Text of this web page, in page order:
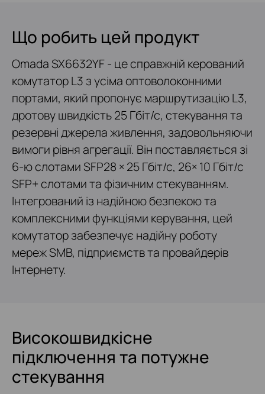
Що робить цей продукт
Omada SX6632YF - це справжній керований
комутатор L3 з усіма оптоволоконними
портами, який пропонує маршрутизацію L3,
дротову швидкість 25 Гбіт/с, стекування та
резервні джерела живлення, задовольняючи
вимоги рівня агрегації. Він поставляється зі
6-ю слотами SFP28 × 25 Гбіт/с, 26× 10 Гбіт/с
SFP+ слотами та фізичним стекуванням.
Інтегрований із надійною безпекою та
комплексними функціями керування, цей
комутатор забезпечує надійну роботу
мереж SMB, підприємств та провайдерів
Інтернету.
Високошвидкісне
підключення та потужне
стекування